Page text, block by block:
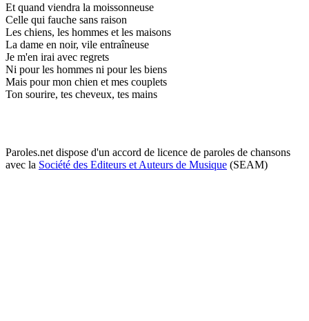
Et quand viendra la moissonneuse
Celle qui fauche sans raison
Les chiens, les hommes et les maisons
La dame en noir, vile entraîneuse
Je m'en irai avec regrets
Ni pour les hommes ni pour les biens
Mais pour mon chien et mes couplets
Ton sourire, tes cheveux, tes mains
Paroles.net dispose d'un accord de licence de paroles de chansons
avec la Société des Editeurs et Auteurs de Musique (SEAM)